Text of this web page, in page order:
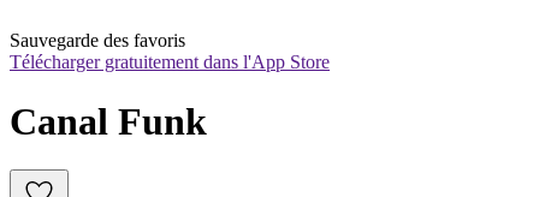
Sauvegarde des favoris
Télécharger gratuitement dans l'App Store
Canal Funk